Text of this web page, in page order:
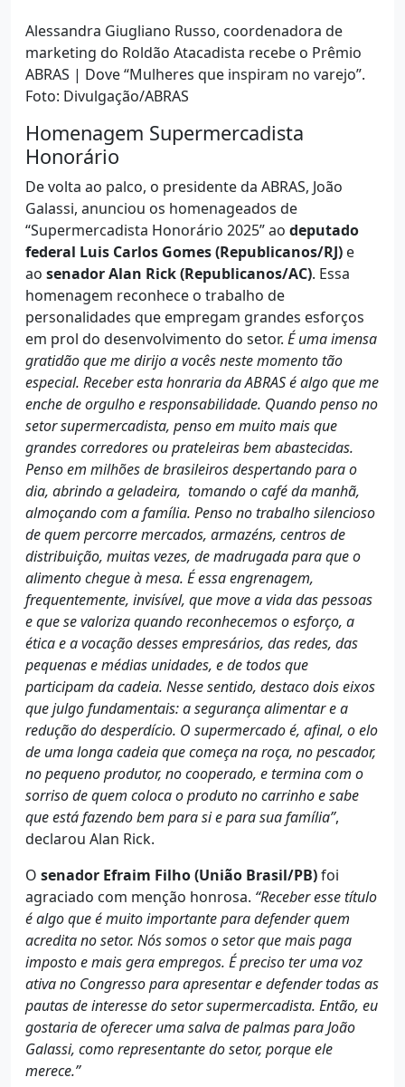
Alessandra Giugliano Russo, coordenadora de
marketing do Roldão Atacadista recebe o Prêmio
ABRAS | Dove “Mulheres que inspiram no varejo”.
Foto: Divulgação/ABRAS
Homenagem Supermercadista
Honorário
De volta ao palco, o presidente da ABRAS, João
Galassi, anunciou os homenageados de
“Supermercadista Honorário 2025” ao deputado
federal Luis Carlos Gomes (Republicanos/RJ) e
ao senador Alan Rick (Republicanos/AC). Essa
homenagem reconhece o trabalho de
personalidades que empregam grandes esforços
em prol do desenvolvimento do setor. É uma imensa
gratidão que me dirijo a vocês neste momento tão
especial. Receber esta honraria da ABRAS é algo que me
enche de orgulho e responsabilidade. Quando penso no
setor supermercadista, penso em muito mais que
grandes corredores ou prateleiras bem abastecidas.
Penso em milhões de brasileiros despertando para o
dia, abrindo a geladeira, tomando o café da manhã,
almoçando com a família. Penso no trabalho silencioso
de quem percorre mercados, armazéns, centros de
distribuição, muitas vezes, de madrugada para que o
alimento chegue à mesa. É essa engrenagem,
frequentemente, invisível, que move a vida das pessoas
e que se valoriza quando reconhecemos o esforço, a
ética e a vocação desses empresários, das redes, das
pequenas e médias unidades, e de todos que
participam da cadeia. Nesse sentido, destaco dois eixos
que julgo fundamentais: a segurança alimentar e a
redução do desperdício. O supermercado é, afinal, o elo
de uma longa cadeia que começa na roça, no pescador,
no pequeno produtor, no cooperado, e termina com o
sorriso de quem coloca o produto no carrinho e sabe
que está fazendo bem para si e para sua família”,
declarou Alan Rick.
O senador Efraim Filho (União Brasil/PB)foi
agraciado com menção honrosa. “Receber esse título
é algo que é muito importante para defender quem
acredita no setor. Nós somos o setor que mais paga
imposto e mais gera empregos. É preciso ter uma voz
ativa no Congresso para apresentar e defender todas as
pautas de interesse do setor supermercadista. Então, eu
gostaria de oferecer uma salva de palmas para João
Galassi, como representante do setor, porque ele
merece.”